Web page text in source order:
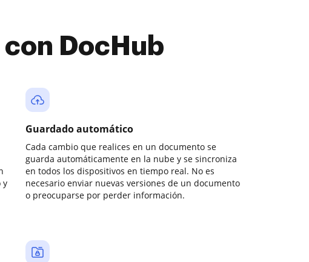
DocHub
y
Guardado automático
Cada cambio que realices en un documento se
guarda automáticamente en la nube y se sincroniza
en todos los dispositivos en tiempo real. No es
necesario enviar nuevas versiones de un documento
o preocuparse por perder información.